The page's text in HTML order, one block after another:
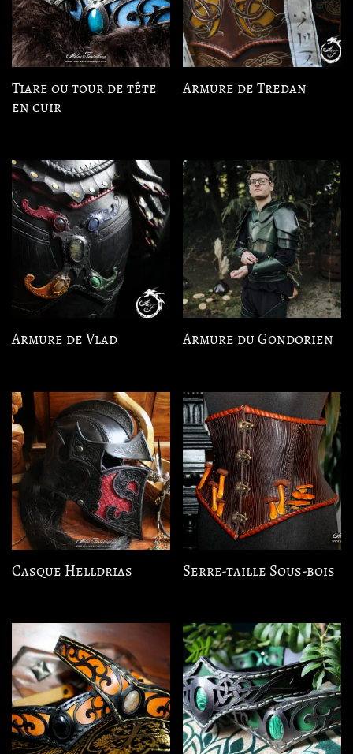
Tiare ou tour de tête
en cuir
Armure de Tredan
Armure de Vlad Armure du Gondorien
Casque Helldrias Serre-taille Sous-bois